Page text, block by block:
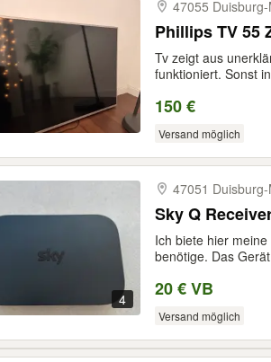
47055 Duisburg-​
Phillips TV 55
Tv zeigt aus
funktioniert. Sonst
150 €
Versand möglich
4
47051 Duisburg-​
Sky Q
Ich biete hier
benötige. Das
20 € VB
Versand möglich